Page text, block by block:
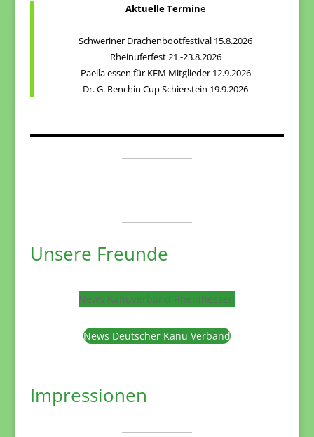
Aktuelle Termine
Schweriner Drachenbootfestival 15.8.2026
Rheinuferfest 21.-23.8.2026
Paella essen für KFM Mitglieder 12.9.2026
Dr. G. Renchin Cup Schierstein 19.9.2026
Unsere Freunde
News Kanuverband Rheinhessen
News Deutscher Kanu Verband
Impressionen